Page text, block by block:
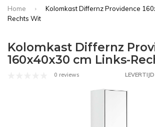
Home
Kolomkast Differnz Providence
Rechts Wit
Kolomkast Differnz
160x40x30 cm Links-
0 reviews LEVERTIJD